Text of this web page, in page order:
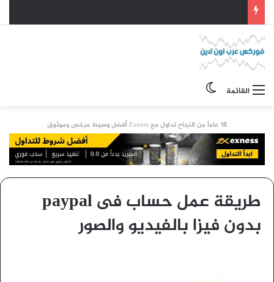
القائمة
18 عاماً من النجاح تداول مع Exness أفضل وسيط مرخص وموثوق
طريقة عمل حساب فى paypal
بدون فيزا بالفيديو والصور